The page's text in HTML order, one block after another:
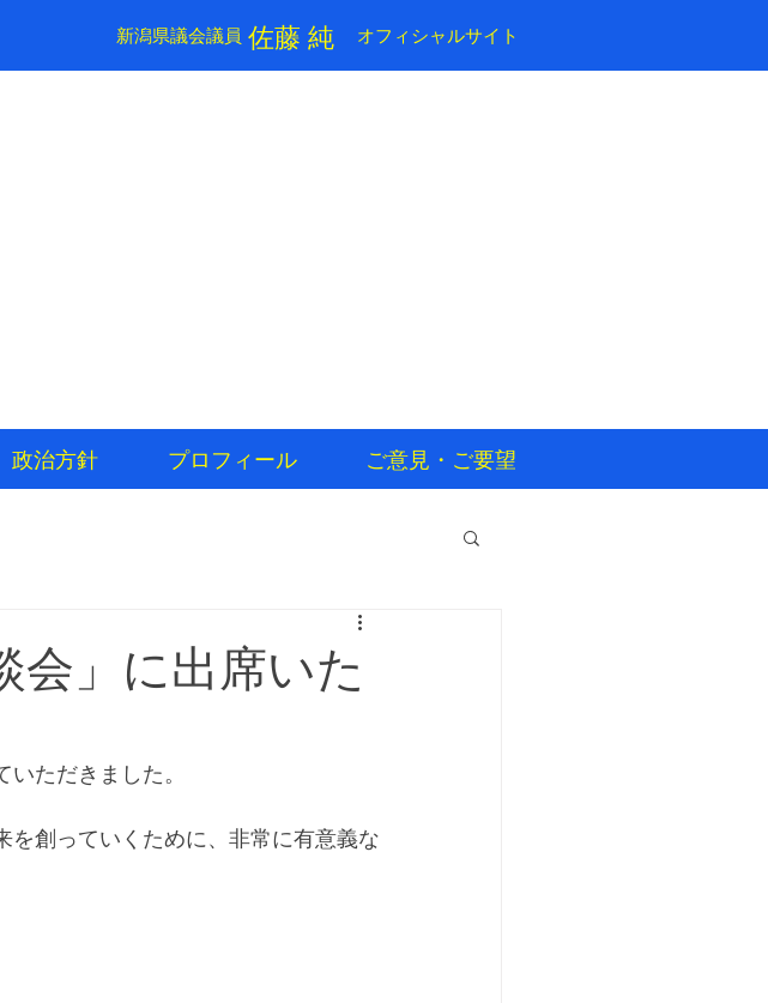
新潟県議会議員 ​佐藤 純 ​オフィシャルサイト
政治方針 プロフィール ご意見・ご要望
会」に出席いた
ただきました。
を創っていくために、非常に有意義な